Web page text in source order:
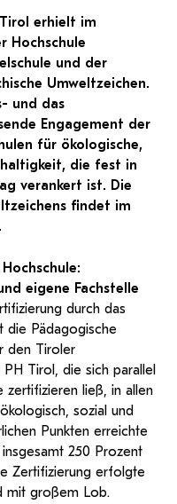
erhielt im
Hochschule
und der
Umweltzeichen.
und das
Engagement der
für ökologische,
die fest in
verankert ist. Die
findet im
eigene Fachstelle
durch das
die Pädagogische
den Tiroler
Tirol, die sich parallel
zertifizieren ließ, in allen
sozial und
Punkten erreichte
250 Prozent
Zertifizierung erfolgte
mit großem Lob.
PH Online Hilfe
nicht über die
den oben